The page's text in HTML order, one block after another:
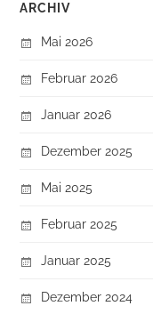
ARCHIV
Mai 2026
Februar 2026
Januar 2026
Dezember 2025
Mai 2025
Februar 2025
Januar 2025
Dezember 2024